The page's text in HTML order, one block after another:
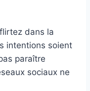
dans la
intentions soient
paraître
sociaux ne